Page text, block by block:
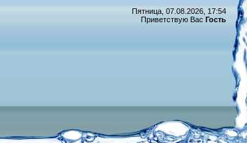
Пятница, 07.08.2026, 17:54
Приветствую Вас Гость